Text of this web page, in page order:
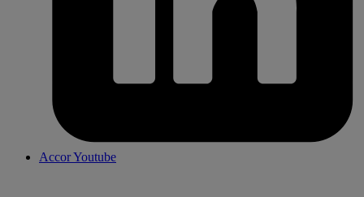
Accor Youtube